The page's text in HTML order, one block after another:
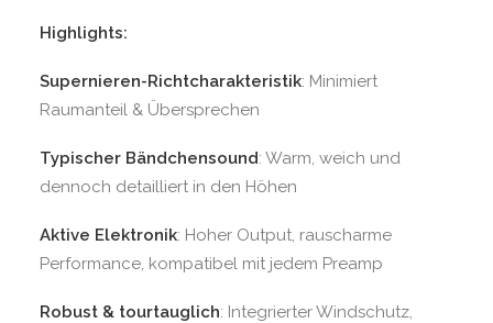
Highlights:
Supernieren-Richtcharakteristik: Minimiert
Raumanteil & Übersprechen
Typischer Bändchensound: Warm, weich und
dennoch detailliert in den Höhen
Aktive Elektronik: Hoher Output, rauscharme
Performance, kompatibel mit jedem Preamp
Robust & tourtauglich: Integrierter Windschutz,